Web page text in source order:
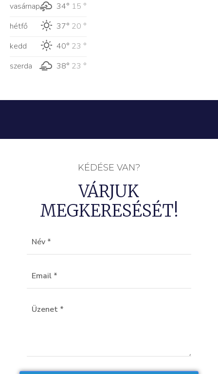
vasárnap 34° 15 °
hétfő
37° 20 °
kedd
40° 23 °
szerda
38° 23 °
KÉDÉSE VAN?
VÁRJUK
MEGKERESÉSÉT!